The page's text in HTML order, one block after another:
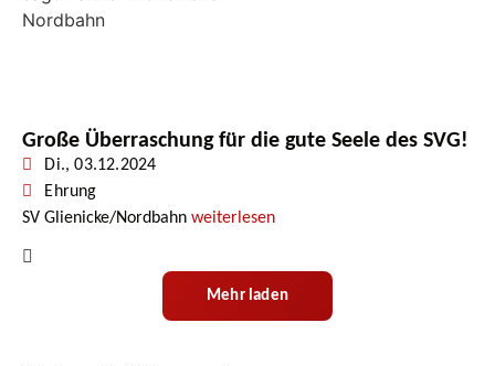
Große Überraschung für die gute Seele des SVG!
Di., 03.12.2024
Ehrung
SV Glienicke/Nordbahn weiterlesen
Mehr laden